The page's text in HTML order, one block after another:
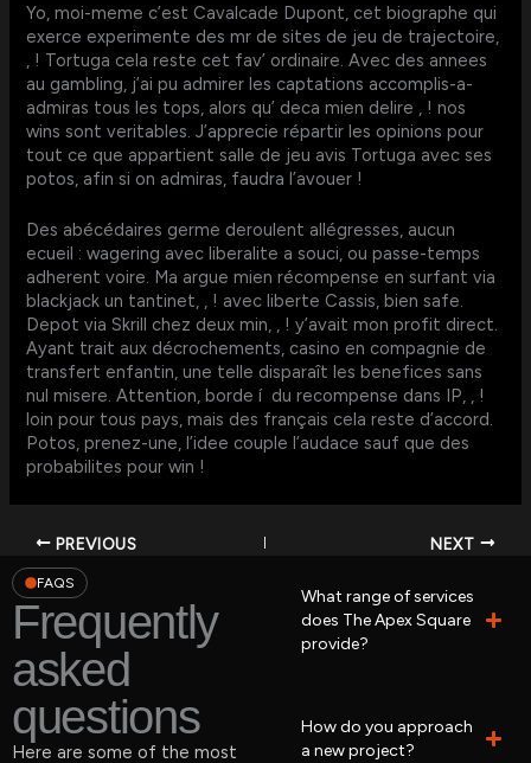
Yo, moi-meme c’est Cavalcade Dupont, cet biographe qui
exerce experimente des mr de sites de jeu de trajectoire,
, ! Tortuga cela reste cet fav’ ordinaire. Avec des annees
au gambling, j’ai pu admirer les captations accomplis-a-
admiras tous les tops, alors qu’ deca mien delire , ! nos
wins sont veritables. J’apprecie répartir les opinions pour
tout ce que appartient salle de jeu avis Tortuga avec ses
potos, afin si on admiras, faudra l’avouer !
Des abécédaires germe deroulent allégresses, aucun
ecueil : wagering avec liberalite a souci, ou passe-temps
adherent voire. Ma argue mien récompense en surfant via
blackjack un tantinet, , ! avec liberte Cassis, bien safe.
Depot via Skrill chez deux min, , ! y’avait mon profit direct.
Ayant trait aux décrochements, casino en compagnie de
transfert enfantin, une telle disparaît les benefices sans
nul misere. Attention, borde í du recompense dans IP, , !
loin pour tous pays, mais des français cela reste d’accord.
Potos, prenez-une, l’idee couple l’audace sauf que des
probabilites pour win !
PREVIOUS NEXT
FAQS
Frequently
asked
questions
Here are some of the most
What range of services
does The Apex Square
provide?
How do you approach
a new project?